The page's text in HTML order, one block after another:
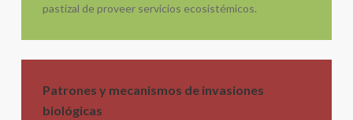
pastizal de proveer servicios ecosistémicos.
Patrones y mecanismos de invasiones
biológicas